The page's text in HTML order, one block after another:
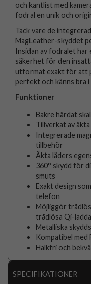
och kantlist med
fodral en unik och
Tack vare de
MagLeather-skyddet
Insidan av fodralet
säkerhet för den
utformat exakt för att
perfekt och känns bra i
Funktioner
Bakre härdat
Tillverkat av
Integrerade
tillbehör
Äkta läders
360° skydd för
smuts
Exakt design
telefon
Möjliggör
trådlösa Qi-
Metalliska
Kompatibel med
Halkfri och
SPECIFIKATIONER